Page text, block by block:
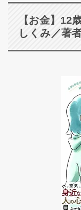
【お金】12
しくみ／著